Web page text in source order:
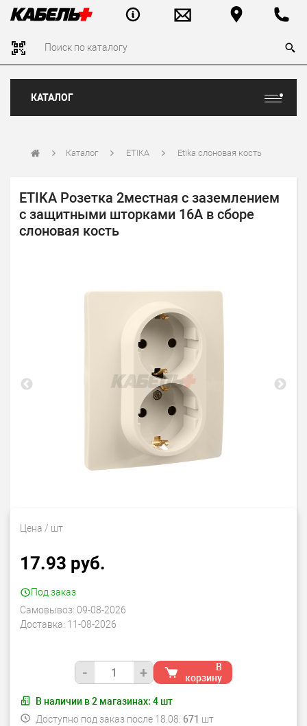
КАТАЛОГ
Каталог ETIKA Etika слоновая кость
ETIKA Розетка 2местная с заземлением
с защитными шторками 16А в сборе
слоновая кость
Цена / шт
17.93 руб.
Под заказ
Самовывоз: 09-08-2026
Доставка: 11-08-2026
- +
В
корзину
В наличии в2 магазинах: 4шт
Доступно под заказ после 18.08: 671 шт